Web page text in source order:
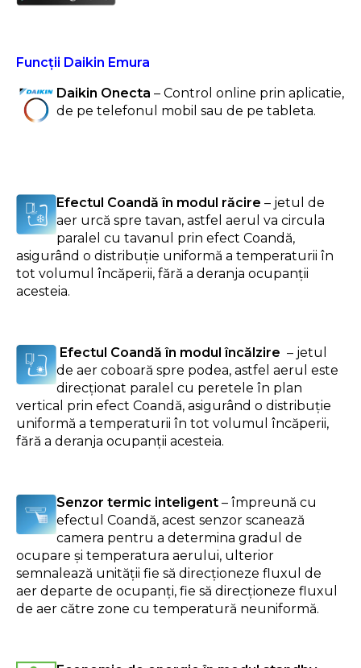
Funcții Daikin Emura
Daikin Onecta – Control online prin aplicatie,
de pe telefonul mobil sau de pe tableta.
Efectul Coandă în modul răcire – jetul de
aer urcă spre tavan, astfel aerul va circula
paralel cu tavanul prin efect Coandă,
asigurând o distribuţie uniformă a temperaturii în
tot volumul încăperii, fără a deranja ocupanţii
acesteia.
Efectul Coandă în modul încălzire – jetul
de aer coboară spre podea, astfel aerul este
direcţionat paralel cu peretele în plan
vertical prin efect Coandă, asigurând o distribuţie
uniformă a temperaturii în tot volumul încăperii,
fără a deranja ocupanţii acesteia.
Senzor termic inteligent – împreună cu
efectul Coandă, acest senzor scanează
camera pentru a determina gradul de
ocupare și temperatura aerului, ulterior
semnalează unității fie să direcționeze fluxul de
aer departe de ocupanți, fie să direcționeze fluxul
de aer către zone cu temperatură neuniformă.